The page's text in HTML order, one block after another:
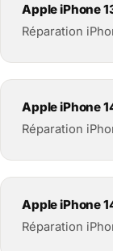
Apple iPhone
Réparation
Apple iPhone
Réparation
Apple iPhone
Réparation